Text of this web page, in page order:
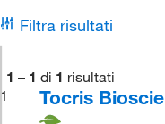
Filtra risultati
1 – 1 di 1 risultati
1
Tocris